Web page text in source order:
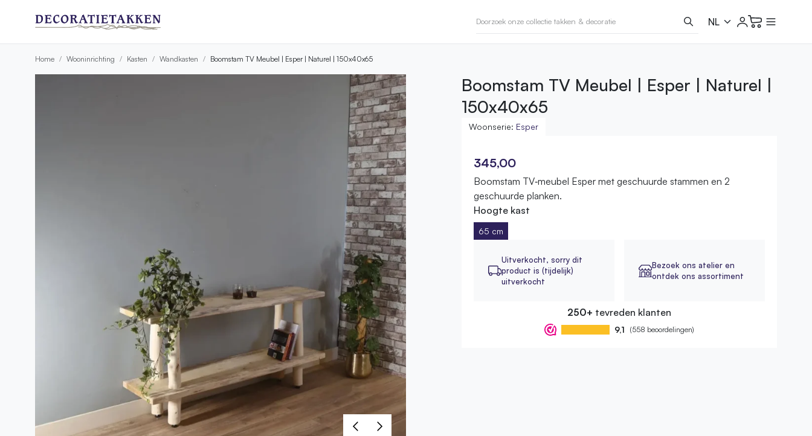
Home Wooninrichting Kasten Wandkasten Boomstam TV Meubel | Esper | Naturel | 150x40x65
Boomstam TV Meubel | Esper | Naturel |
150x40x65
Woonserie: Esper
345,00
Boomstam TV‑meubel Esper met geschuurde stammen en 2
geschuurde planken.
Hoogte kast
65 cm
Uitverkocht, sorry dit
product is (tijdelijk)
uitverkocht
Bezoek ons atelier en
ontdek ons assortiment
250+ tevreden klanten
9,1 (558 beoordelingen)